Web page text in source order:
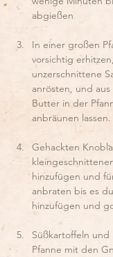
abgießen
In einer großen
vorsichtig
unzerschnittene
anrösten, und
Butter in der
anbräunen lassen.
Gehackten
hinzufügen und
anbraten bis es
hinzufügen und
Süßkartoffeln
Pfanne mit den